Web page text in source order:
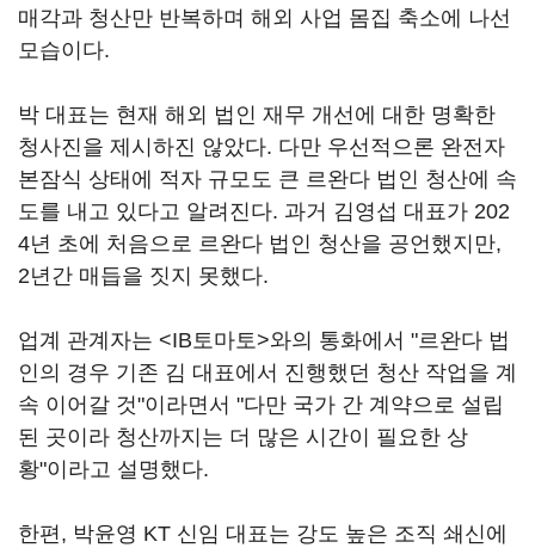
매각과 청산만 반복하며 해외 사업 몸집 축소에 나선
모습이다.
박 대표는 현재 해외 법인 재무 개선에 대한 명확한
청사진을 제시하진 않았다. 다만 우선적으론 완전자
본잠식 상태에 적자 규모도 큰 르완다 법인 청산에 속
도를 내고 있다고 알려진다. 과거 김영섭 대표가 202
4년 초에 처음으로 르완다 법인 청산을 공언했지만,
2년간 매듭을 짓지 못했다.
업계 관계자는 <IB토마토>와의 통화에서 "르완다 법
인의 경우 기존 김 대표에서 진행했던 청산 작업을 계
속 이어갈 것"이라면서 "다만 국가 간 계약으로 설립
된 곳이라 청산까지는 더 많은 시간이 필요한 상
황"이라고 설명했다.
한편, 박윤영 KT 신임 대표는 강도 높은 조직 쇄신에